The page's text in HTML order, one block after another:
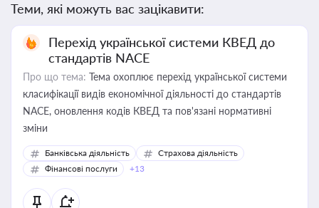
Теми, які можуть вас зацікавити:
Перехід української системи КВЕД до
стандартів NACE
Про що тема: Тема охоплює перехід української системи
класифікації видів економічної діяльності до стандартів
NACE, оновлення кодів КВЕД та пов'язані нормативні
зміни
Банківська діяльність
Страхова діяльність
Фінансові послуги
+13